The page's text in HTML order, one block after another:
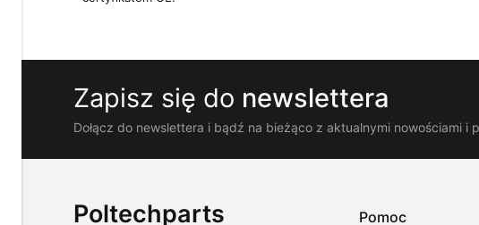
Zapisz się do newslettera
Dołącz do newslettera i bądź na bieżąco z aktualnymi nowościami i
Poltechparts Pomoc
wybierając